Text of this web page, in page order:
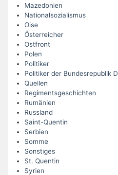
Mazedonien
Nationalsozialismus
Oise
Österreicher
Ostfront
Polen
Politiker
Politiker der Bundesrepublik
Quellen
Regimentsgeschichten
Rumänien
Russland
Saint-Quentin
Serbien
Somme
Sonstiges
St. Quentin
Syrien